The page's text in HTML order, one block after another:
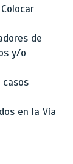
de
y/o
en la Vía